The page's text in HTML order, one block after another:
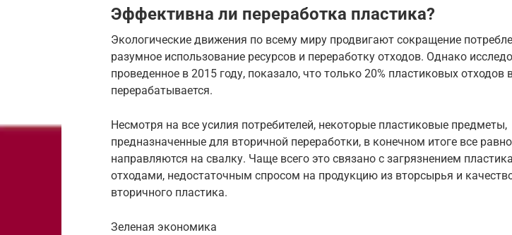
Эффективна ли переработка пластика?
Экологические движения по всему миру продвигают сокращение
разумное использование ресурсов и переработку отходов. Однако
проведенное в 2015 году, показало, что только 20% пластиковых отходов
перерабатывается.
Несмотря на все усилия потребителей, некоторые пластиковые предметы,
предназначенные для вторичной переработки, в конечном итоге все равно
направляются на свалку. Чаще всего это связано с загрязнением
отходами, недостаточным спросом на продукцию из вторсырья и
вторичного пластика.
Зеленая экономика